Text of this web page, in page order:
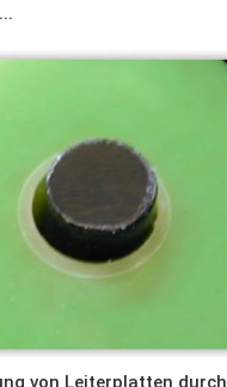
von Leiterplatten durch